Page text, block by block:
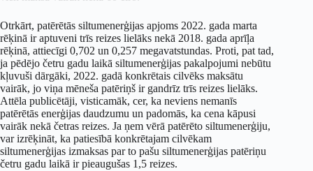
Otrkārt, patērētās siltumenerģijas apjoms 2022. gada marta
rēķinā ir aptuveni trīs reizes lielāks nekā 2018. gada aprīļa
rēķinā, attiecīgi 0,702 un 0,257 megavatstundas. Proti, pat tad,
ja pēdējo četru gadu laikā siltumenerģijas pakalpojumi nebūtu
kļuvuši dārgāki, 2022. gadā konkrētais cilvēks maksātu
vairāk, jo viņa mēneša patēriņš ir gandrīz trīs reizes lielāks.
Attēla publicētāji, visticamāk, cer, ka neviens nemanīs
patērētās enerģijas daudzumu un padomās, ka cena kāpusi
vairāk nekā četras reizes. Ja ņem vērā patērēto siltumenerģiju,
var izrēķināt, ka patiesībā konkrētajam cilvēkam
siltumenerģijas izmaksas par to pašu siltumenerģijas patēriņu
četru gadu laikā ir pieaugušas 1,5 reizes.